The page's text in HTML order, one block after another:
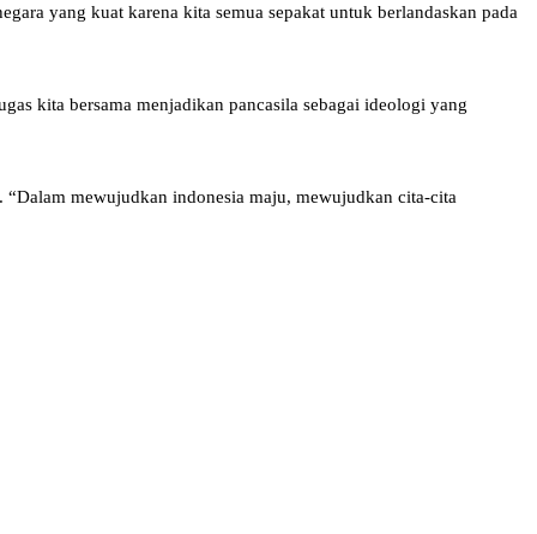
yang kuat karena kita semua sepakat untuk berlandaskan pada
kita bersama menjadikan pancasila sebagai ideologi yang
mewujudkan indonesia maju, mewujudkan cita-cita